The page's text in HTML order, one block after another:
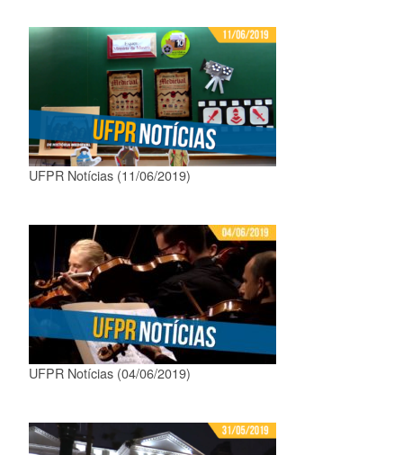
UFPR Notícias (11/06/2019)
UFPR Notícias (04/06/2019)